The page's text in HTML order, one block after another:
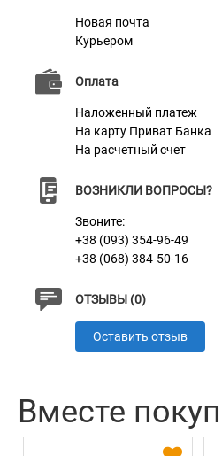
Новая почта
Курьером
Оплата
Наложенный платеж
На карту Приват Банка
На расчетный счет
ВОЗНИКЛИ ВОПРОСЫ?
Звоните:
+38 (093) 354-96-49
+38 (068) 384-50-16
ОТЗЫВЫ (0)
Оставить отзыв
Материал
Вместе